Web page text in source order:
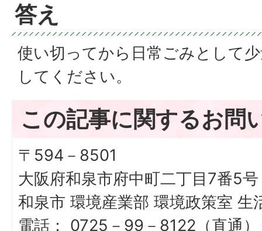
答え
使い切ってから日常ごみとして
してください。
この記事に関するお問
〒594－8501
大阪府和泉市府中町二丁目7番5号
和泉市 環境産業部 環境政策室 生
電話： 0725－99－8122（直通）